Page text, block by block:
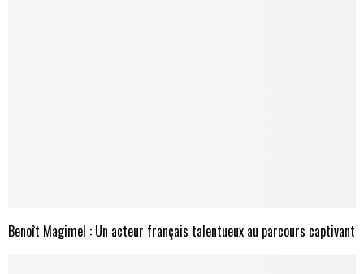
Benoît Magimel : Un acteur français talentueux au parcours captivant